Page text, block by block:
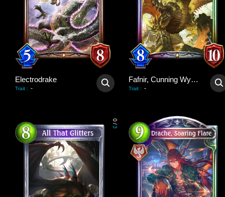
Electrodrake
Trait : -
Fafnir, Cunning Wyrm
Trait : -
0
/
3